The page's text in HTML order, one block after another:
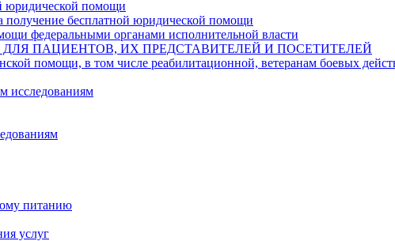
юридической помощи
бесплатной юридической помощи
федеральными органами исполнительной власти
ПАЦИЕНТОВ, ИХ ПРЕДСТАВИТЕЛЕЙ И ПОСЕТИТЕЛЕЙ
в том числе реабилитационной, ветеранам боевых
исследованиям
питанию
услуг